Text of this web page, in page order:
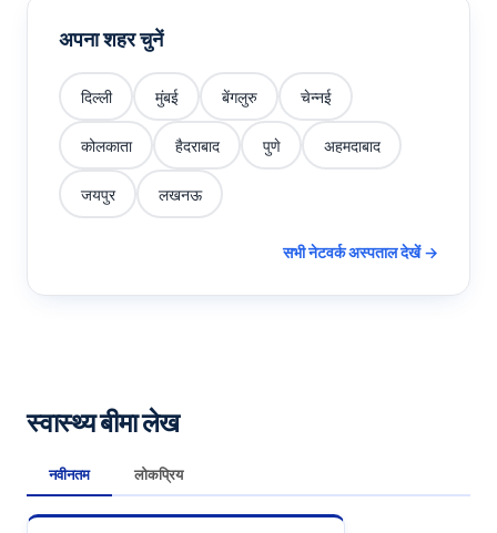
अपना शहर चुनें
दिल्ली मुंबई बेंगलुरु चेन्नई
कोलकाता हैदराबाद पुणे अहमदाबाद
जयपुर लखनऊ
सभी नेटवर्क अस्पताल देखें →
स्वास्थ्य बीमा लेख
नवीनतम लोकप्रिय